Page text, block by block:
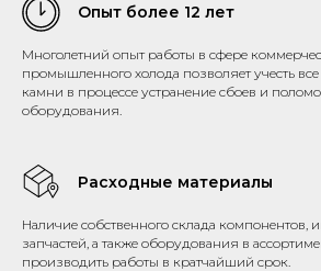
Опыт более 12 лет
Многолетний опыт работы в сфере
промышленного холода позволяет учесть
камни в процессе устранение сбоев и
оборудования.
Расходные материалы
Наличие собственного склада компонентов,
запчастей, а также оборудования в
производить работы в кратчайший срок.